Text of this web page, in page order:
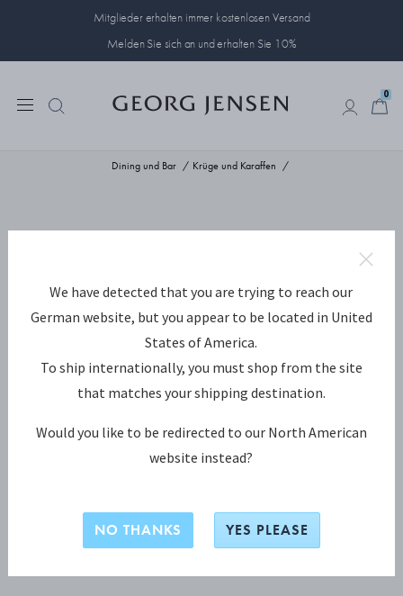
Mitglieder erhalten immer kostenlosen Versand
Melden Sie sich an und erhalten Sie 10%
0
Dining und Bar Krüge und Karaffen
KRISTALLGLAS, STERLINGSILBER
We have detected that you are trying to reach our
German website, but you appear to be located in United
States of America.
To ship internationally, you must shop from the site
that matches your shipping destination.
Would you like to be redirected to our North American
website instead?
NO THANKS YES PLEASE